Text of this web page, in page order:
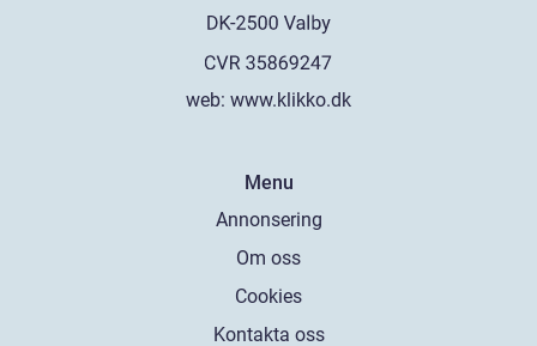
web: www.klikko.dk
Menu
Annonsering
Om oss
Cookies
Kontakta oss